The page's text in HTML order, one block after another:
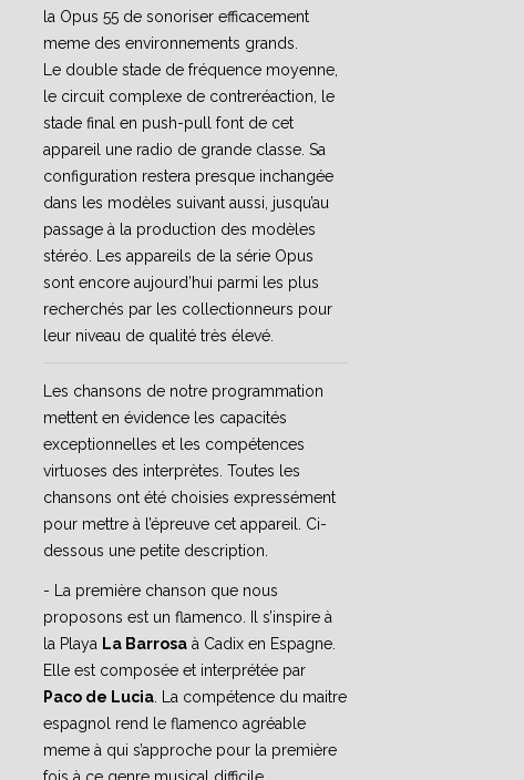
la Opus 55 de sonoriser efficacement
meme des environnements grands.
Le double stade de fréquence moyenne,
le circuit complexe de contreréaction, le
stade final en push-pull font de cet
appareil une radio de grande classe. Sa
configuration restera presque inchangée
dans les modèles suivant aussi, jusqu’au
passage à la production des modèles
stéréo. Les appareils de la série Opus
sont encore aujourd’hui parmi les plus
recherchés par les collectionneurs pour
leur niveau de qualité très élevé.
Les chansons de notre programmation
mettent en évidence les capacités
exceptionnelles et les compétences
virtuoses des interprètes. Toutes les
chansons ont été choisies expressément
pour mettre à l’épreuve cet appareil. Ci-
dessous une petite description.
- La première chanson que nous
proposons est un flamenco. Il s’inspire à
la Playa La Barrosa à Cadix en Espagne.
Elle est composée et interprétée par
Paco de Lucia . La compétence du maitre
espagnol rend le flamenco agréable
meme à qui s’approche pour la première